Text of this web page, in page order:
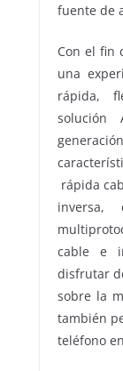
fuente de
Con el fin
una
rápida,
solución
rápida
cable e
disfrutar
sobre la
también
teléfono